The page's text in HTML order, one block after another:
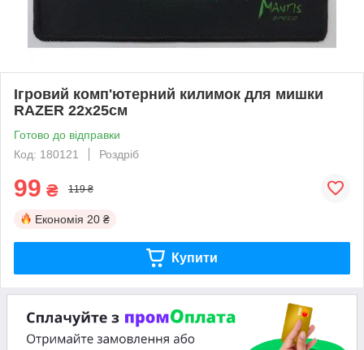
Ігровий комп'ютерний килимок для мишки
RAZER 22х25см
Готово до відправки
Код: 180121
Роздріб
99 ₴ 119 ₴
Економія 20 ₴
Купити